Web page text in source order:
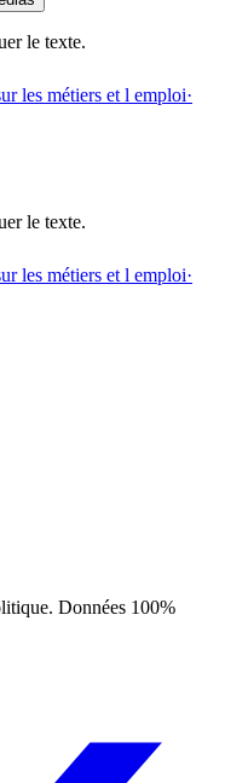
le texte.
les métiers et l emploi·
le texte.
les métiers et l emploi·
Données 100%